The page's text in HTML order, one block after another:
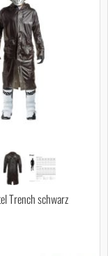
Trench schwarz